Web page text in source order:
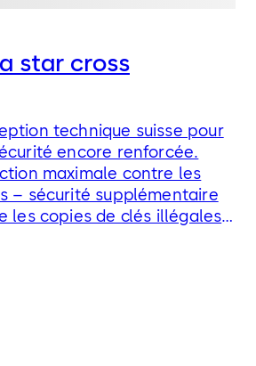
star cross
technique suisse pour
encore renforcée.
maximale contre les
– sécurité supplémentaire
les copies de clés illégales